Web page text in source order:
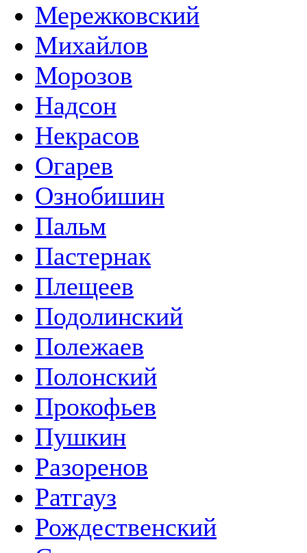
Мережковский
Михайлов
Морозов
Надсон
Некрасов
Огарев
Ознобишин
Пальм
Пастернак
Плещеев
Подолинский
Полежаев
Полонский
Прокофьев
Пушкин
Разоренов
Ратгауз
Рождественский